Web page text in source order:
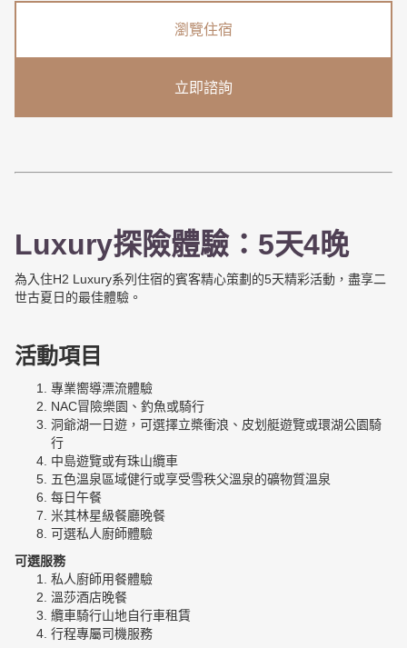
瀏覽住宿
立即諮詢
Luxury探險體驗：5天4晚
為入住H2 Luxury系列住宿的賓客精心策劃的5天精彩活動，盡享二
世古夏日的最佳體驗。
活動項目
專業嚮導漂流體驗
NAC冒險樂園、釣魚或騎行
洞爺湖一日遊，可選擇立槳衝浪、皮划艇遊覽或環湖公園騎
行
中島遊覽或有珠山纜車
五色溫泉區域健行或享受雪秩父溫泉的礦物質溫泉
每日午餐
米其林星級餐廳晚餐
可選私人廚師體驗
可選服務
私人廚師用餐體驗
溫莎酒店晚餐
纜車騎行山地自行車租賃
行程專屬司機服務